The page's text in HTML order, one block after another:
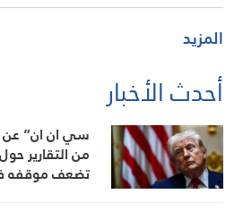
المزيد
أحدث الأخبار
سي ان ان”
من التقارير
تضعف موقفه